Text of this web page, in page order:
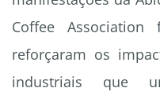
Coffee Association
reforçaram os
industriais que